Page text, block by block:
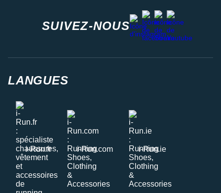
SUIVEZ-NOUS
instagram
facebook
stravayoutube
LANGUES
i-Run.fr i-Run.com i-Run.ie